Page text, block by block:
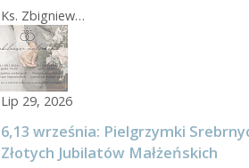
Ks. Zbigniew…
Lip 29, 2026
6,13 września: Pielgrzymki
Złotych Jubilatów Małżeńskich